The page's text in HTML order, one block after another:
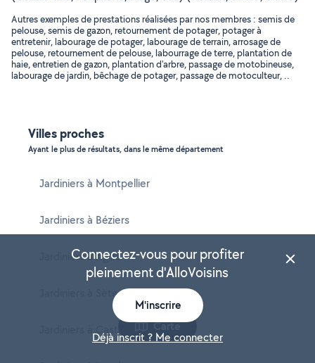
Autres exemples de prestations réalisées par nos membres : semis de
pelouse, semis de gazon, retournement de potager, potager à
entretenir, labourage de potager, labourage de terrain, arrosage de
pelouse, retournement de pelouse, labourrage de terre, plantation de
haie, entretien de gazon, plantation d'arbre, passage de motobineuse,
labourage de jardin, bêchage de potager, passage de motoculteur, ..
Villes proches
Ayant le plus de résultats, dans le même département
Jardiniers à Montpellier
Jardiniers à Béziers
Jardiniers à Agde
Jardiniers à Sète
Jardiniers à Castelnau-le-LezCarte
Connectez-vous pour profiter
pleinement d'AlloVoisins
M'inscrire
Déjà inscrit ? Me connecter